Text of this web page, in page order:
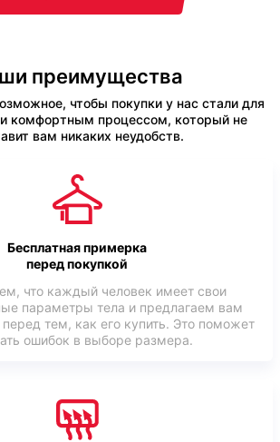
преимущества
чтобы покупки у нас стали для
комфортным процессом, который не
вам никаких неудобств.
Бесплатная примерка
перед покупкой
что каждый человек имеет свои
параметры тела и предлагаем вам
тем, как его купить. Это поможет
ошибок в выборе размера.